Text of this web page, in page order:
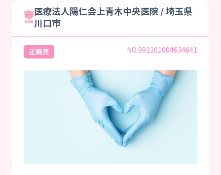
医療法人陽仁会上青木中央医院 / 埼玉県
川口市
正職員 NO.991101004634641